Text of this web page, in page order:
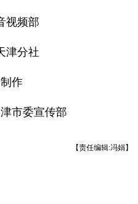
视频部
津分社
作
市委宣传部
【责任编辑:冯娟】